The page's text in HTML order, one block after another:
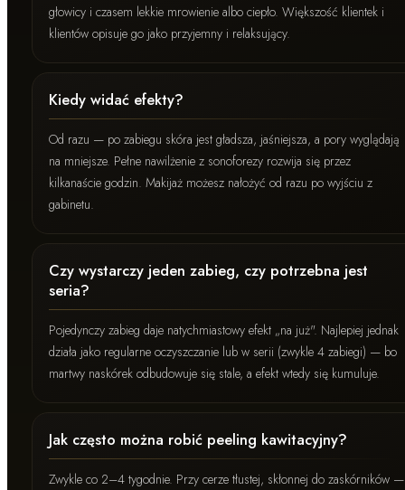
głowicy i czasem lekkie mrowienie albo ciepło. Większość klientek i
klientów opisuje go jako przyjemny i relaksujący.
Kiedy widać efekty?
Od razu — po zabiegu skóra jest gładsza, jaśniejsza, a pory wyglądają
na mniejsze. Pełne nawilżenie z sonoforezy rozwija się przez
kilkanaście godzin. Makijaż możesz nałożyć od razu po wyjściu z
gabinetu.
Czy wystarczy jeden zabieg, czy potrzebna jest
seria?
Pojedynczy zabieg daje natychmiastowy efekt „na już". Najlepiej jednak
działa jako regularne oczyszczanie lub w serii (zwykle 4 zabiegi) — bo
martwy naskórek odbudowuje się stale, a efekt wtedy się kumuluje.
Jak często można robić peeling kawitacyjny?
Zwykle co 2–4 tygodnie. Przy cerze tłustej, skłonnej do zaskórników —